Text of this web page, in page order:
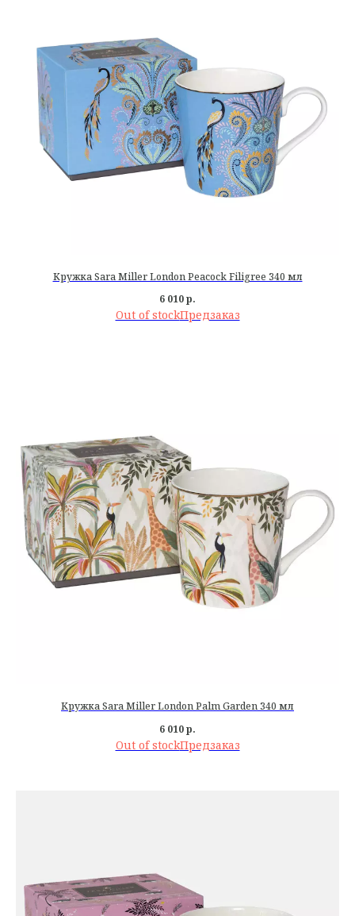
Кружка Sara Miller London Peacock Filigree 340 мл
6 010р.
Out of stock
Кружка Sara Miller London Palm Garden 340 мл
6 010р.
Out of stock